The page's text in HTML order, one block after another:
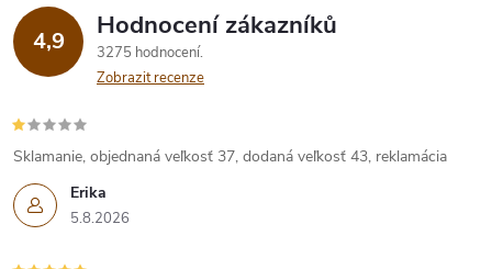
4,9 Hodnocení zákazníků
3275 hodnocení
Zobrazit recenze
Erika
5.8.2026
Sklamanie, objednaná veľkosť 37, dodaná veľkosť 43, reklamácia